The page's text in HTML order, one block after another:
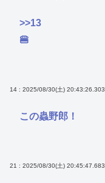
>>13
🍔
14 : 2025/08/30(土) 20:43:26.303
この蟲野郎！
21 : 2025/08/30(土) 20:45:47.683